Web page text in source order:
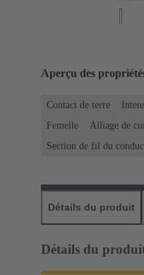
Aperçu des
Contact de terre
Femelle
Alliage de
Section de fil du
Détails du produit
Détails du